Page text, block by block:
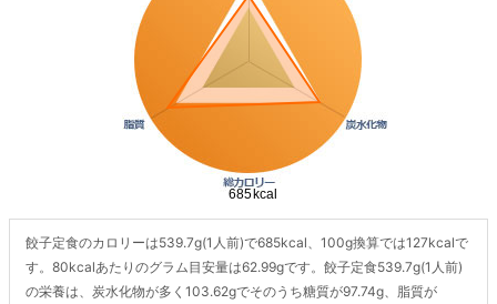
餃子定食のカロリーは539.7g(1人前)で685kcal、100g換算では127kcalで
す。80kcalあたりのグラム目安量は62.99gです。餃子定食539.7g(1人前)
の栄養は、炭水化物が多く103.62gでそのうち糖質が97.74g、脂質が